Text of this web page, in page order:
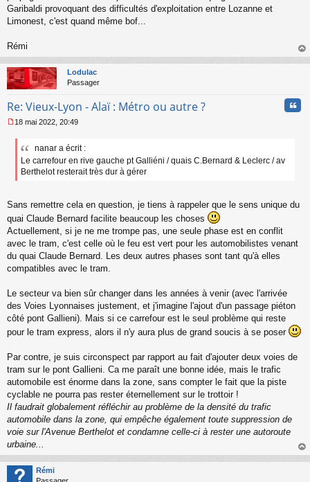
Garibaldi provoquant des difficultés d'exploitation entre Lozanne et
Limonest, c'est quand même bof...
Rémi
au
Lodulac
Passager
Re: Vieux-Lyon - Alaï : Métro ou autre ?
e
g
n
n
l
u
18 mai 2022, 20:49
nanar a écrit :
Le carrefour en rive gauche pt Galliéni / quais C.Bernard & Leclerc / av
Berthelot resterait très dur à gérer
Sans remettre cela en question, je tiens à rappeler que le sens unique du
quai Claude Bernard facilite beaucoup les choses
Actuellement, si je ne me trompe pas, une seule phase est en conflit
avec le tram, c'est celle où le feu est vert pour les automobilistes venant
du quai Claude Bernard. Les deux autres phases sont tant qu'à elles
compatibles avec le tram.
Le secteur va bien sûr changer dans les années à venir (avec l'arrivée
des Voies Lyonnaises justement, et j'imagine l'ajout d'un passage piéton
côté pont Gallieni). Mais si ce carrefour est le seul problème qui reste
pour le tram express, alors il n'y aura plus de grand soucis à se poser
Par contre, je suis circonspect par rapport au fait d'ajouter deux voies de
tram sur le pont Gallieni. Ca me paraît une bonne idée, mais le trafic
automobile est énorme dans la zone, sans compter le fait que la piste
cyclable ne pourra pas rester éternellement sur le trottoir !
Il faudrait globalement réfléchir au problème de la densité du trafic
automobile dans la zone, qui empêche également toute suppression de
voie sur l'Avenue Berthelot et condamne celle-ci à rester une autoroute
urbaine...
au
Rémi